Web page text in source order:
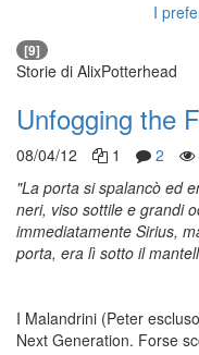
I
[9]
Storie di AlixPotterhead
Unfogging the
08/04/12 1 2
"La porta si spalancò ed
neri, viso sottile e grandi
immediatamente Sirius,
porta, era lì sotto il
I Malandrini (Peter
Next Generation. Forse